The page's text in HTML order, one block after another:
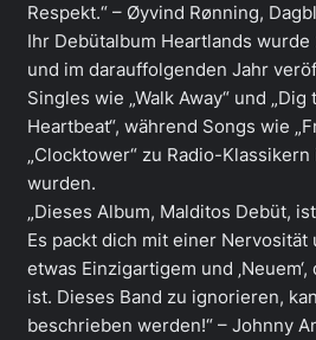
Respekt.“ – Øyvind Rønning,
Ihr Debütalbum Heartlands
und im darauffolgenden Jahr
Singles wie „Walk Away“ und
Heartbeat“, während Songs wie
„Clocktower“ zu Radio-
wurden.
„Dieses Album, Malditos Debüt,
Es packt dich mit einer Nervosität
etwas Einzigartigem und
ist. Dieses Band zu ignorieren,
beschrieben werden!“ – Johnny